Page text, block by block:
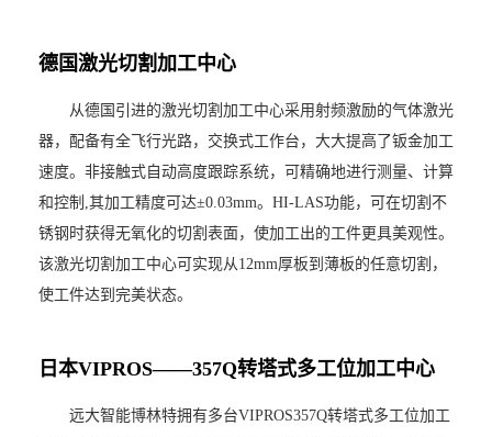
德国激光切割加 工中心
从德国引进的激光切割加工中心采用射频激励的气体激光
器，配备有全飞行光路，交换式工作台，大大提高了钣金加工
速度。非接触式自动高度跟踪系统，可精确地进行测量、计算
和控制,其加工精度可达±0.03mm。HI-LAS功能，可在切割不
锈钢时获得无氧化的切割表面，使加工出的工件更具美观性。
该激光切割加工中心可实现从12mm厚板到薄板的任意切割，
使工件达到完美状态。
日 本VIPROS——357Q转塔式多工位加 工中心
远大智能博林特拥有多台VIPROS357Q转塔式多工位加工